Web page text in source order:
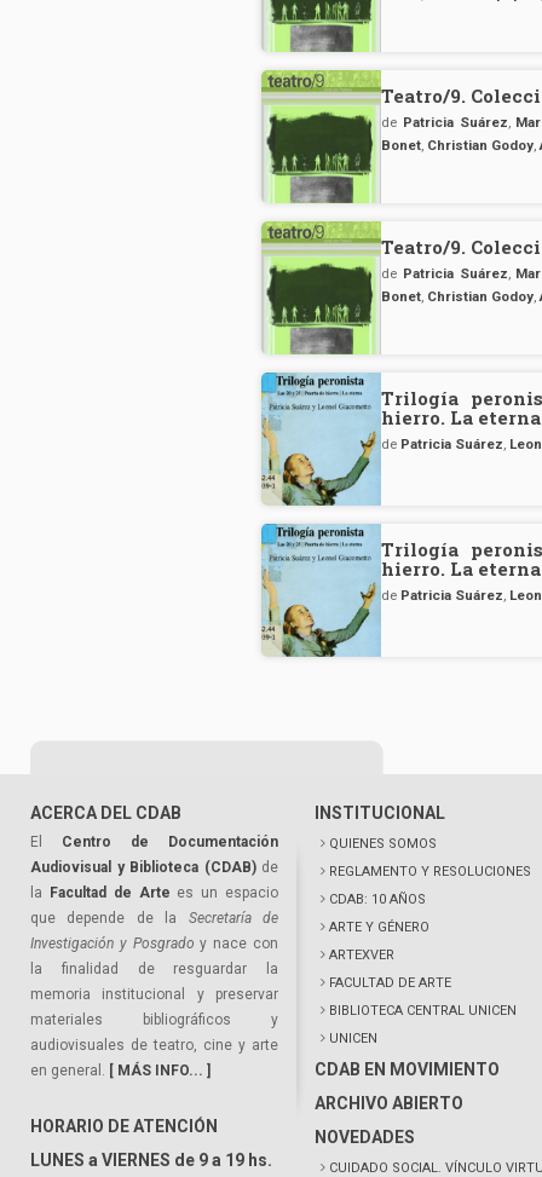
Teatro/9.
de Patricia Suárez,
Bonet, Christian Godoy,
Teatro/9.
de Patricia Suárez,
Bonet, Christian Godoy,
Trilogía
hierro. La eterna
de Patricia Suárez,
Trilogía
hierro. La eterna
de Patricia Suárez,
ACERCA DEL CDAB
El Centro de Documentación
Audiovisual y Biblioteca (CDAB)de
la
Facultad de Arte es un espacio
que depende de la Secretaría de
Investigación y Posgrado y nace con
la finalidad de resguardar la
memoria institucional y preservar
materiales bibliográficos y
audiovisuales de teatro, cine y arte
en general. [ MÁS INFO... ]
HORARIO DE ATENCIÓN
LUNES a VIERNES de 9 a 19 hs.
INSTITUCIONAL
QUIENES SOMOS
REGLAMENTO Y RESOLUCIONES
CDAB: 10 AÑOS
ARTE Y GÉNERO
ARTEXVER
FACULTAD DE ARTE
BIBLIOTECA CENTRAL UNICEN
UNICEN
CDAB EN MOVIMIENTO
ARCHIVO ABIERTO
NOVEDADES
CUIDADO SOCIAL. VÍNCULO